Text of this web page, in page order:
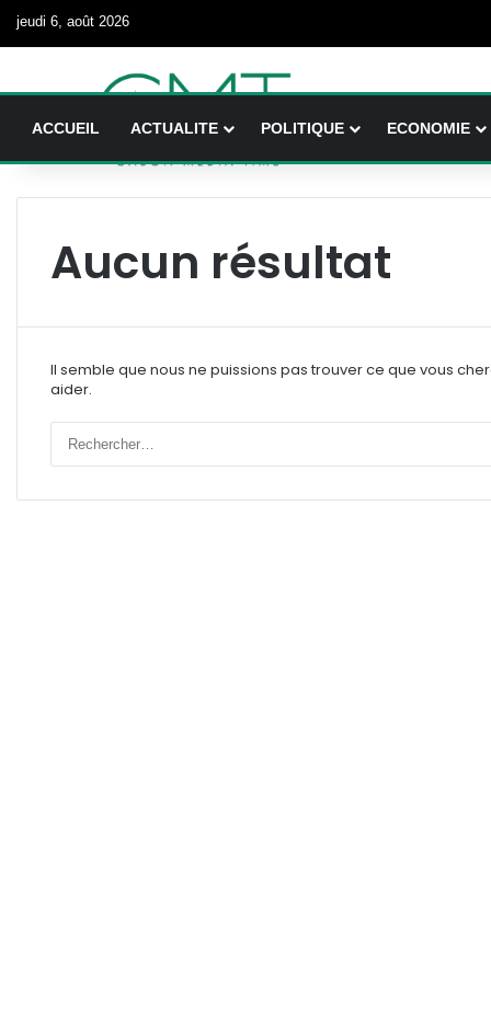
jeudi 6, août 2026
ACCUEIL ACTUALITE POLITIQUE ECONOMIE
Aucun résultat
Il semble que nous ne puissions pas trouver ce que vous
aider.